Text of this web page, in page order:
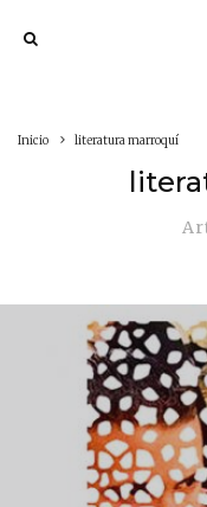
Inicio literatura marroquí